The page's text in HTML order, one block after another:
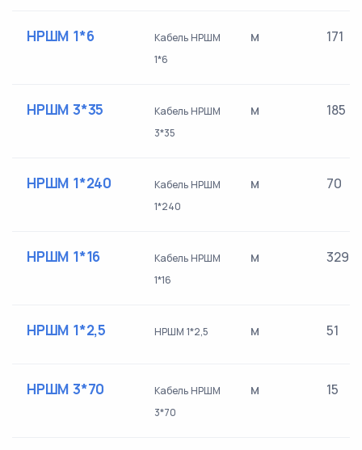
НРШМ 1*6
Кабель НРШМ
1*6
м 171
НРШМ 3*35
Кабель НРШМ
3*35
м 185
НРШМ 1*240
Кабель НРШМ
1*240
м 70
НРШМ 1*16
Кабель НРШМ
1*16
м 329
НРШМ 1*2,5 НРШМ 1*2,5 м 51
НРШМ 3*70
Кабель НРШМ
3*70
м 15